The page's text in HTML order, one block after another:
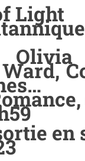
Light
en